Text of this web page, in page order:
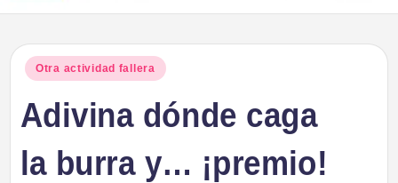
Publicado
Otra actividad fallera
Adivina dónde caga
la burra y… ¡premio!